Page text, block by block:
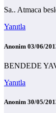
Sa.. Atmaca
Yanıtla
Anonim 03/06/
BENDEDE
Yanıtla
Anonim 30/05/